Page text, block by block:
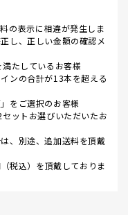
の表示に相違が発生しま
し、正しい金額の確認メ
たしているお客様
ンの合計が13本を超える
をご選択のお客様
ットお選びいただいたお
、別途、追加送料を頂戴
税込）を頂戴しておりま